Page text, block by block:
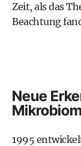
Zeit, als das
Beachtung
Neue
1995